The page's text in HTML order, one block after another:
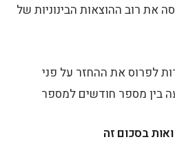
50000 ₪ מכסה את רוב ההוצאות הבינוניות של
לפרוס את ההחזר על פני
בין מספר חודשים למספר
בסכום זה